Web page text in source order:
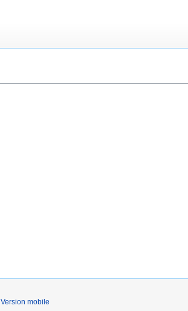
Version mobile